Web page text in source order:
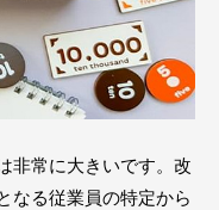
非常に大きいです。改
なる従業員の特定から